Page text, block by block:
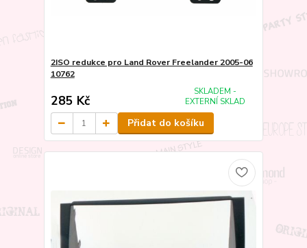
2ISO redukce pro Land Rover Freelander 2005-06
10762
285 Kč
SKLADEM -
EXTERNÍ SKLAD
Přidat do košíku